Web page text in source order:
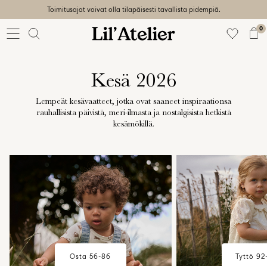
Toimitusajat voivat olla tilapäisesti tavallista pidempiä.
0
Baby
Unisex
Kirjaudu
sisään
Kesä 2026
Lempeät kesävaatteet, jotka ovat saaneet inspiraationsa
rauhallisista päivistä, meri-ilmasta ja nostalgisista hetkistä
kesämökillä.
Osta 56-86
w18-plp-catbanner-la-lilatelier-
baby-campaign-summerhouse-
edit-region1
Tyttö
w18-plp-
mini-girl-
summerhouse-